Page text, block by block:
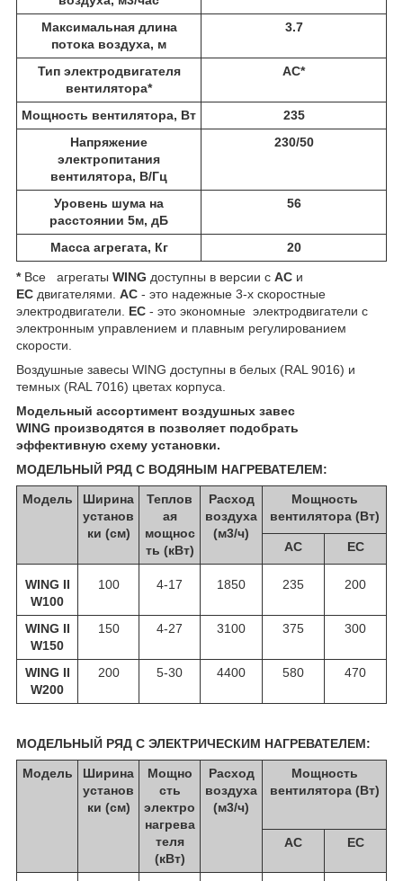
Максимальная длина
потока воздуха, м
3.7
Тип электродвигателя
вентилятора*
АС*
Мощность вентилятора, Вт
235
Напряжение
электропитания
вентилятора, В/Гц
230/50
Уровень шума на
расстоянии 5м, дБ
56
Масса агрегата, Кг 20
*Все агрегаты WING доступны в версии с AC и
EC двигателями. ​ AC - это надежные 3-х скоростные
электродвигатели. ЕС - это экономные электродвигатели с
электронным управлением и плавным регулированием
скорости.
Воздушные завесы WING доступны в белых (RAL 9016) и
темных (RAL 7016) цветах корпуса.
Модельный ассортимент воздушных завес
WING производятся в позволяет подобрать
эффективную схему установки.
МОДЕЛЬНЫЙ РЯД C ВОДЯНЫМ НАГРЕВАТЕЛЕМ:
Модель
Ширина
установ
ки (см)
Теплов
ая
мощнос
ть (кВт)
Расход
воздуха
(м3/ч)
Мощность
вентилятора (Вт)
АС ЕС
WING II
W100
100 4-17 1850 235 200
WING II
W150
150 4-27 3100 375 300
WING II
W200
200 5-30 4400 580 470
МОДЕЛЬНЫЙ РЯД C ЭЛЕКТРИЧЕСКИМ НАГРЕВАТЕЛЕМ:
Модель
Ширина
установ
ки (см)
Мощно
сть
электро
нагрева
теля
(кВт)
Расход
воздуха
(м3/ч)
Мощность
вентилятора (Вт)
АС ЕС